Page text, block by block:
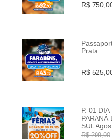
R$
INFO
Prata
R$
INFO
P. 01
PARANÁ
SUL
R$ 299,90